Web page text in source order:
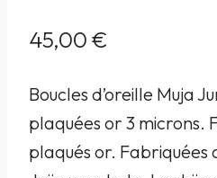
45,00€
Boucles d’oreille Muja
plaquées or 3 microns.
plaqués or.